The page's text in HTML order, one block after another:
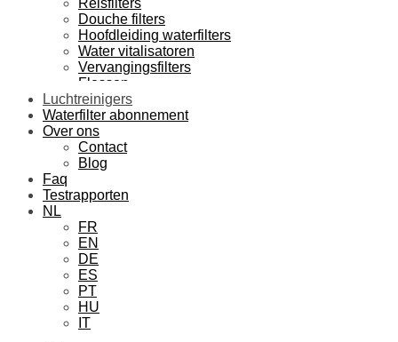
Reisfilters
Douche filters
Hoofdleiding waterfilters
Water vitalisatoren
Vervangingsfilters
Flessen
Luchtreinigers
Waterfilter abonnement
Over ons
Contact
Blog
Faq
Testrapporten
NL
FR
EN
DE
ES
PT
HU
IT